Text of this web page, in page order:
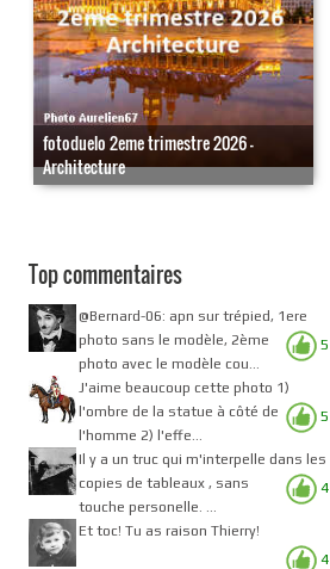
fotoduelo 2eme trimestre 2026 -
Architecture
Top commentaires
5
@Bernard-06: apn sur trépied, 1ere
photo sans le modèle, 2ème
photo avec le modèle cou...
5
J'aime beaucoup cette photo 1)
l'ombre de la statue à côté de
l'homme 2) l'effe...
4
Il y a un truc qui m'interpelle dans les
copies de tableaux , sans
touche personelle. ...
4
Et toc! Tu as raison Thierry!